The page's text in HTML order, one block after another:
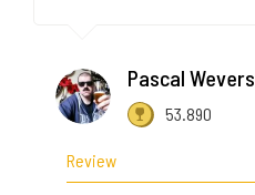
Pascal Wevers
53.890
Review